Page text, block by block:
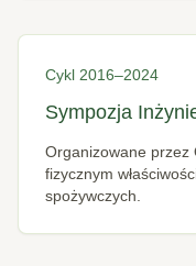
Cykl 2016–2024
Sympozja
Organizowane przez
fizycznym
spożywczych.